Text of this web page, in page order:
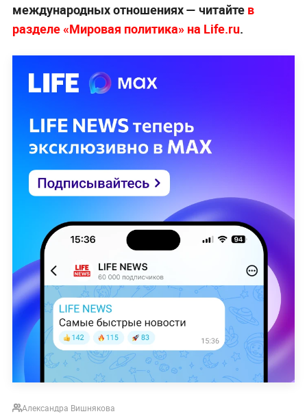
международных отношениях — читайте в
разделе «Мировая политика» на Life.ru.
Александра Вишнякова